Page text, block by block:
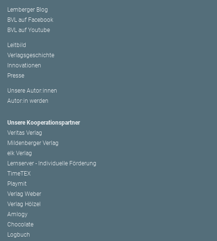
Lemberger Blog
BVL auf Facebook
BVL auf Youtube
Leitbild
Verlagsgeschichte
Innovationen
Presse
Unsere Autor:innen
Autor:in werden
Unsere Kooperationspartner
Veritas Verlag
Mildenberger Verlag
elk Verlag
Lernserver - Individuelle Förderung
TimeTEX
Playmit
Verlag Weber
Verlag Hölzel
Amlogy
Chocolate
Logbuch